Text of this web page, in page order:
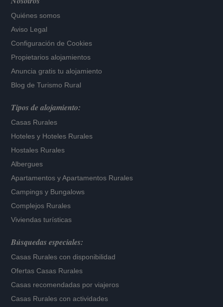
Quiénes somos
Aviso Legal
Configuración de Cookies
Propietarios alojamientos
Anuncia gratis tu alojamiento
Blog de Turismo Rural
Tipos de alojamiento:
Casas Rurales
Hoteles y Hoteles Rurales
Hostales Rurales
Albergues
Apartamentos yApartamentos Rurales
Campings y Bungalows
Complejos Rurales
Viviendas turísticas
Búsquedas especiales:
Casas Rurales con disponibilidad
Ofertas Casas Rurales
Casas recomendadas por viajeros
Casas Rurales con actividades